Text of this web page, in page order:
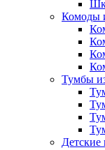
Комоды
Тумбы
Детские